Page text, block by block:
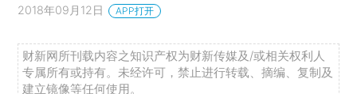
2018年09月12日 APP打开
财新网所刊载内容之知识产权为财新传媒及/或相关权利人
专属所有或持有。未经许可，禁止进行转载、摘编、复制及
建立镜像等任何使用。